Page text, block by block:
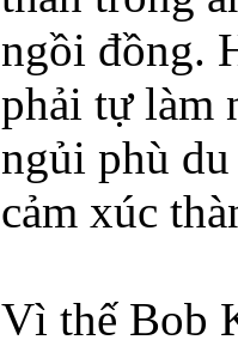
ngồi đồng.
phải tự làm
ngủi phù
cảm xúc
Vì thế Bob